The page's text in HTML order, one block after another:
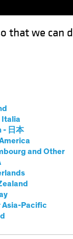
that we can
Italia
- 日本
and Other
Asia-Pacific
che